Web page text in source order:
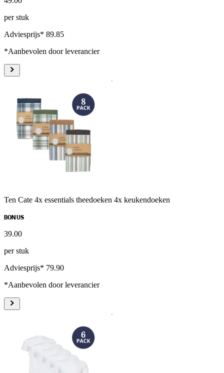
per stuk
Adviesprijs* 89.85
*Aanbevolen door leverancier
Ten Cate 4x essentials theedoeken 4x keukendoeken
BONUS
39.00
per stuk
Adviesprijs* 79.90
*Aanbevolen door leverancier